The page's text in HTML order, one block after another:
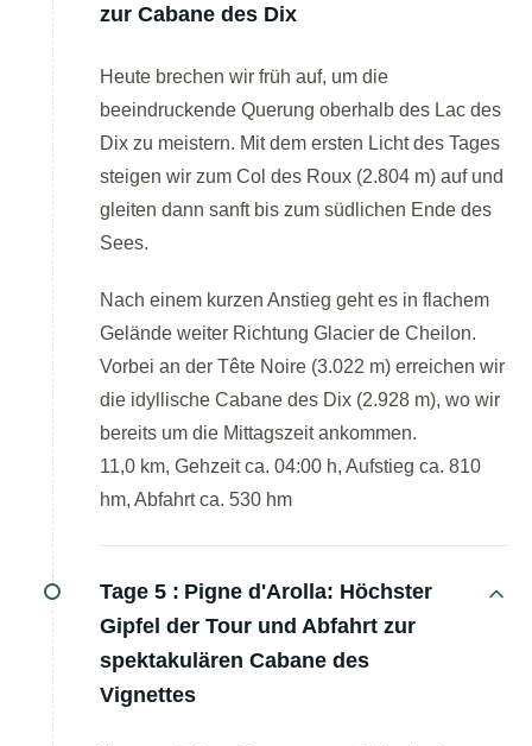
zur Cabane des Dix
Heute brechen wir früh auf, um die
beeindruckende Querung oberhalb des Lac des
Dix zu meistern. Mit dem ersten Licht des Tages
steigen wir zum Col des Roux (2.804 m) auf und
gleiten dann sanft bis zum südlichen Ende des
Sees.
Nach einem kurzen Anstieg geht es in flachem
Gelände weiter Richtung Glacier de Cheilon.
Vorbei an der Tête Noire (3.022 m) erreichen wir
die idyllische Cabane des Dix (2.928 m), wo wir
bereits um die Mittagszeit ankommen.
11,0 km, Gehzeit ca. 04:00 h, Aufstieg ca. 810
hm, Abfahrt ca. 530 hm
Tage 5 : Pigne d'Arolla: Höchster
Gipfel der Tour und Abfahrt zur
spektakulären Cabane des
Vignettes